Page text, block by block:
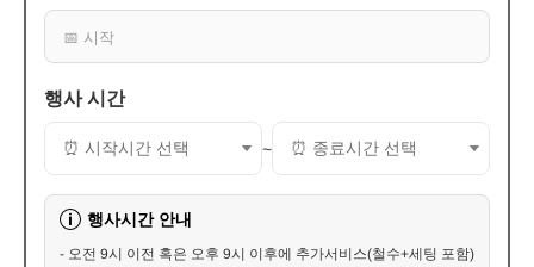
행사 시간
~
i 행사시간 안내
- 오전 9시 이전 혹은 오후 9시 이후에 추가서비스(철수+세팅 포함)